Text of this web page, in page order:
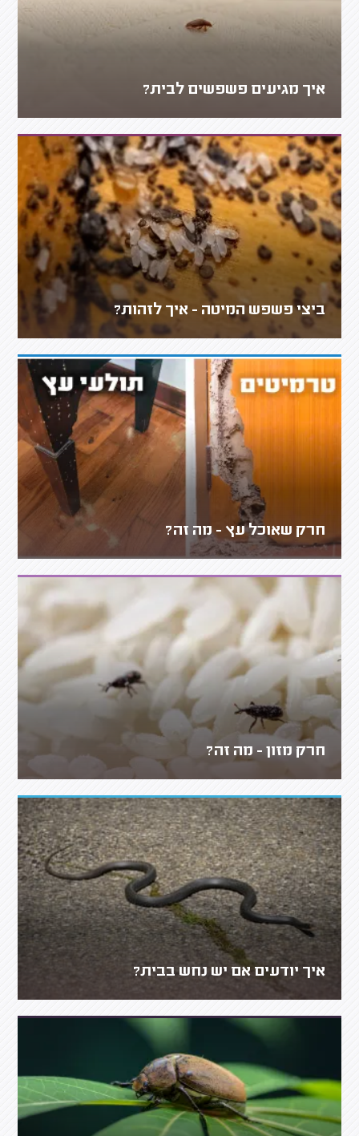
איך מגיעים פשפשים לבית?
ביצי פשפש המיטה - איך לזהות?
חרק שאוכל עץ - מה זה?
חרק מזון - מה זה?
איך יודעים אם יש נחש בבית?